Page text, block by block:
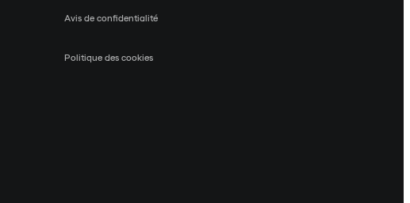
Avis de confidentialité
Politique des cookies